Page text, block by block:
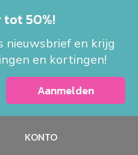
tot 50%!
nieuwsbrief en krijg
en kortingen!
Aanmelden
KONTO